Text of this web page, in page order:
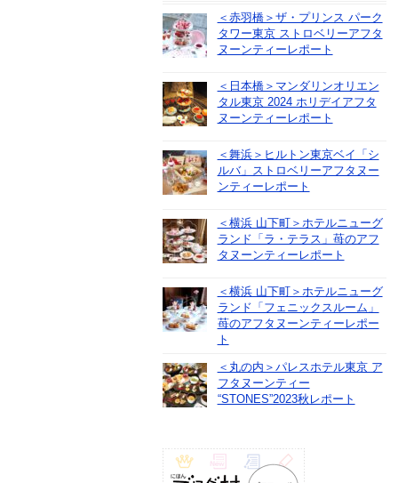
＜赤羽橋＞ザ・プリンス パーク
タワー東京 ストロベリーアフタ
ヌーンティーレポート
＜日本橋＞マンダリンオリエン
タル東京 2024 ホリデイアフタ
ヌーンティーレポート
＜舞浜＞ヒルトン東京ベイ「シ
ルバ」ストロベリーアフタヌー
ンティーレポート
＜横浜 山下町＞ホテルニューグ
ランド「ラ・テラス」苺のアフ
タヌーンティーレポート
＜横浜 山下町＞ホテルニューグ
ランド「フェニックスルーム」
苺のアフタヌーンティーレポー
ト
＜丸の内＞パレスホテル東京 ア
フタヌーンティー
“STONES”2023秋レポート